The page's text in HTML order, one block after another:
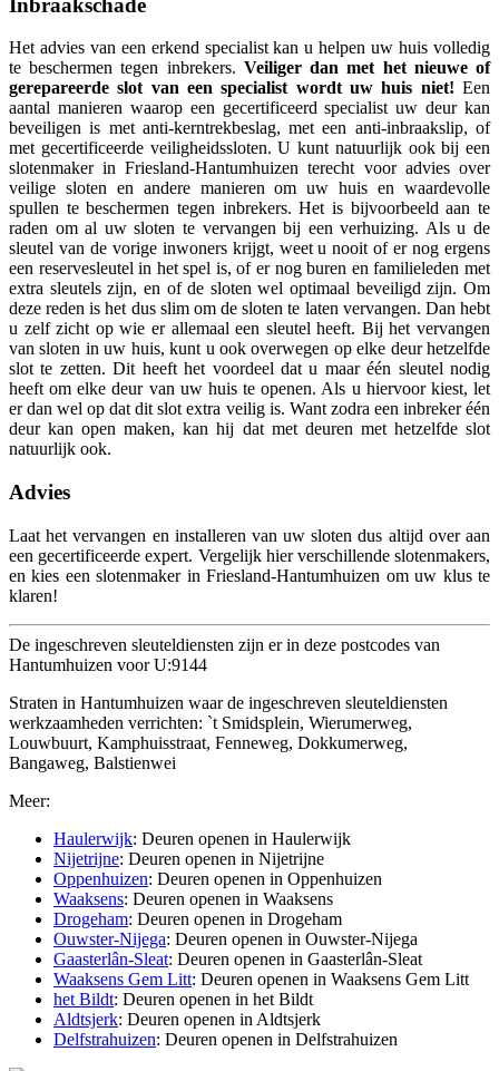
Inbraakschade
Het advies van een erkend specialist kan u helpen uw huis volledig
te beschermen tegen inbrekers. Veiliger dan met het nieuwe of
gerepareerde slot van een specialist wordt uw huis niet! Een
aantal manieren waarop een gecertificeerd specialist uw deur kan
beveiligen is met anti-kerntrekbeslag, met een anti-inbraakslip, of
met gecertificeerde veiligheidssloten. U kunt natuurlijk ook bij een
slotenmaker in Friesland-Hantumhuizen terecht voor advies over
veilige sloten en andere manieren om uw huis en waardevolle
spullen te beschermen tegen inbrekers. Het is bijvoorbeeld aan te
raden om al uw sloten te vervangen bij een verhuizing. Als u de
sleutel van de vorige inwoners krijgt, weet u nooit of er nog ergens
een reservesleutel in het spel is, of er nog buren en familieleden met
extra sleutels zijn, en of de sloten wel optimaal beveiligd zijn. Om
deze reden is het dus slim om de sloten te laten vervangen. Dan hebt
u zelf zicht op wie er allemaal een sleutel heeft. Bij het vervangen
van sloten in uw huis, kunt u ook overwegen op elke deur hetzelfde
slot te zetten. Dit heeft het voordeel dat u maar één sleutel nodig
heeft om elke deur van uw huis te openen. Als u hiervoor kiest, let
er dan wel op dat dit slot extra veilig is. Want zodra een inbreker één
deur kan open maken, kan hij dat met deuren met hetzelfde slot
natuurlijk ook.
Advies
Laat het vervangen en installeren van uw sloten dus altijd over aan
een gecertificeerde expert. Vergelijk hier verschillende slotenmakers,
en kies een slotenmaker in Friesland-Hantumhuizen om uw klus te
klaren!
De ingeschreven sleuteldiensten zijn er in deze postcodes van
Hantumhuizen voor U:9144
Straten in Hantumhuizen waar de ingeschreven sleuteldiensten
werkzaamheden verrichten: `t Smidsplein, Wierumerweg,
Louwbuurt, Kamphuisstraat, Fenneweg, Dokkumerweg,
Bangaweg, Balstienwei
Meer:
Haulerwijk: Deuren openen in Haulerwijk
Nijetrijne: Deuren openen in Nijetrijne
Oppenhuizen: Deuren openen in Oppenhuizen
Waaksens: Deuren openen in Waaksens
Drogeham: Deuren openen in Drogeham
Ouwster-Nijega: Deuren openen in Ouwster-Nijega
Gaasterlân-Sleat: Deuren openen in Gaasterlân-Sleat
Waaksens Gem Litt: Deuren openen in Waaksens Gem Litt
het Bildt: Deuren openen in het Bildt
Aldtsjerk: Deuren openen in Aldtsjerk
Delfstrahuizen: Deuren openen in Delfstrahuizen